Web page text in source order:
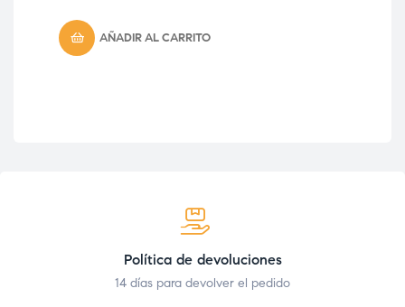
AÑADIR AL CARRITO
Política de devoluciones
14 días para devolver el pedido